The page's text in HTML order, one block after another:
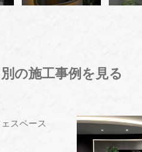
別の施工事例を見る
スペース